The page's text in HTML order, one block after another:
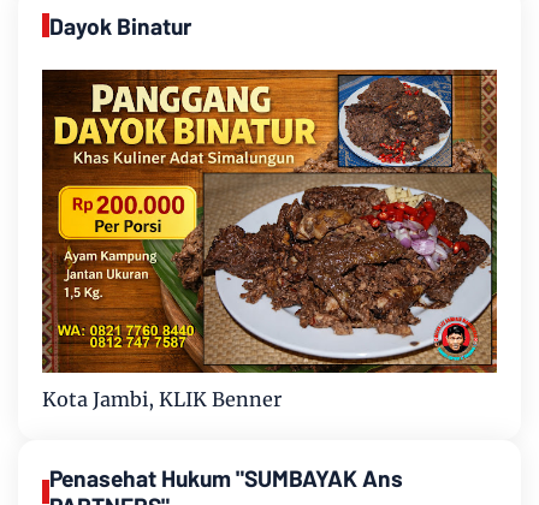
Dayok Binatur
Kota Jambi, KLIK Benner
Penasehat Hukum "SUMBAYAK Ans